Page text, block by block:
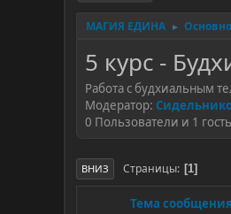
МАГИЯ ЕДИНА ►
5 курс -
Работа с будхиальным
Модератор:
0 Пользователи и 1
ВНИЗ Страницы 1
Тема сообщения